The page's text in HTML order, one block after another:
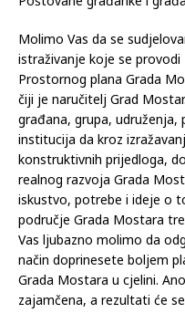
plana te zamolio građane
potrebe izrade novog
Poštovane građanke i
Molimo Vas da se
istraživanje koje se
Prostornog plana Grada
čiji je naručitelj Grad
građana, grupa, udruženja,
institucija da kroz
konstruktivnih prijedloga,
realnog razvoja Grada
iskustvo, potrebe i ideje o
područje Grada Mostara
Vas ljubazno molimo da